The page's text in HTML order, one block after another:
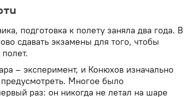
подготовка к полету заняла два года. В
сдавать экзамены для того, чтобы
– эксперимент, и Конюхов изначально
Многое было
раз: он никогда не летал на шаре